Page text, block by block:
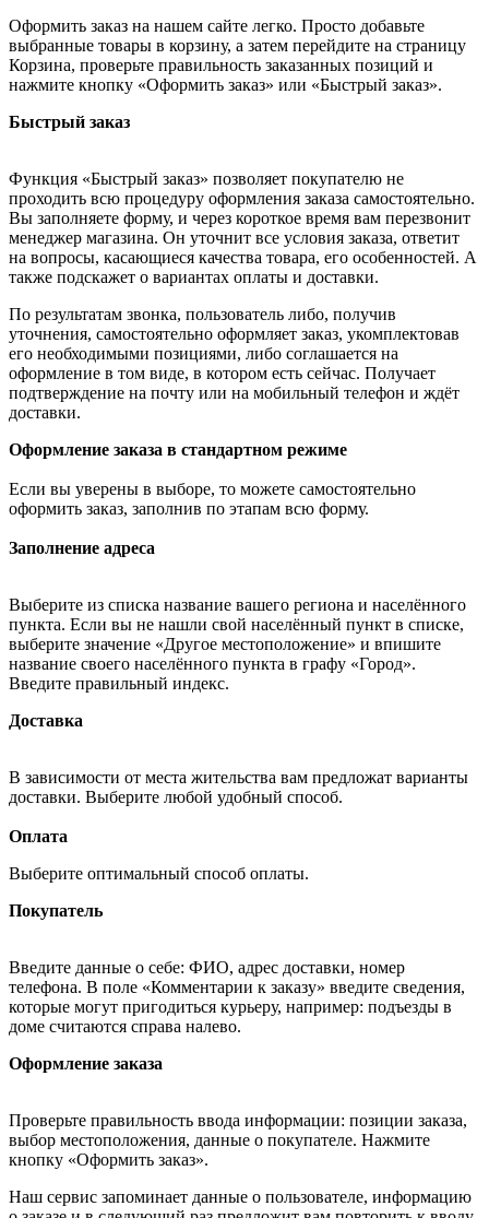
Оформить заказ на нашем сайте легко. Просто добавьте
выбранные товары в корзину, а затем перейдите на страницу
Корзина, проверьте правильность заказанных позиций и
нажмите кнопку «Оформить заказ» или «Быстрый заказ».
Быстрый заказ
Функция «Быстрый заказ» позволяет покупателю не
проходить всю процедуру оформления заказа самостоятельно.
Вы заполняете форму, и через короткое время вам перезвонит
менеджер магазина. Он уточнит все условия заказа, ответит
на вопросы, касающиеся качества товара, его особенностей. А
также подскажет о вариантах оплаты и доставки.
По результатам звонка, пользователь либо, получив
уточнения, самостоятельно оформляет заказ, укомплектовав
его необходимыми позициями, либо соглашается на
оформление в том виде, в котором есть сейчас. Получает
подтверждение на почту или на мобильный телефон и ждёт
доставки.
Оформление заказа в стандартном режиме
Если вы уверены в выборе, то можете самостоятельно
оформить заказ, заполнив по этапам всю форму.
Заполнение адреса
Выберите из списка название вашего региона и населённого
пункта. Если вы не нашли свой населённый пункт в списке,
выберите значение «Другое местоположение» и впишите
название своего населённого пункта в графу «Город».
Введите правильный индекс.
Доставка
В зависимости от места жительства вам предложат варианты
доставки. Выберите любой удобный способ.
Оплата
Выберите оптимальный способ оплаты.
Покупатель
Введите данные о себе: ФИО, адрес доставки, номер
телефона. В поле «Комментарии к заказу» введите сведения,
которые могут пригодиться курьеру, например: подъезды в
доме считаются справа налево.
Оформление заказа
Проверьте правильность ввода информации: позиции заказа,
выбор местоположения, данные о покупателе. Нажмите
кнопку «Оформить заказ».
Наш сервис запоминает данные о пользователе, информацию